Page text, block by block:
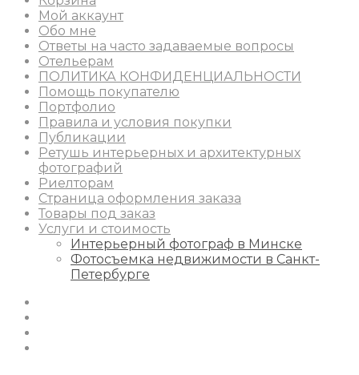
Мой аккаунт
Обо мне
Ответы на часто задаваемые вопросы
Отельерам
ПОЛИТИКА КОНФИДЕНЦИАЛЬНОСТИ
Помощь покупателю
Портфолио
Правила и условия покупки
Публикации
Ретушь интерьерных и архитектурных
фотографий
Риелторам
Страница оформления заказа
Товары под заказ
Услуги и стоимость
Интерьерный фотограф в Минске
Фотосъемка недвижимости в Санкт-
Петербурге